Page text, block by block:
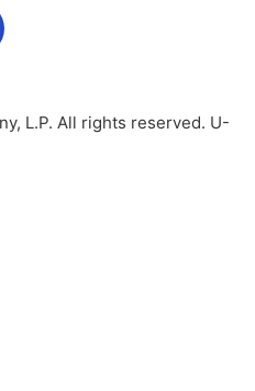
L.P. All rights reserved. U-